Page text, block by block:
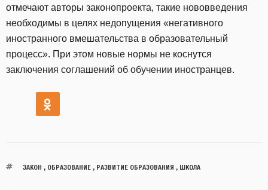
отмечают авторы законопроекта, такие нововведения
необходимы в целях недопущения «негативного
иностранного вмешательства в образовательный
процесс». При этом новые нормы не коснутся
заключения соглашений об обучении иностранцев.
ЗАКОН ОБРАЗОВАНИЕ, РАЗВИТИЕ ОБРАЗОВАНИЯ ШКОЛА